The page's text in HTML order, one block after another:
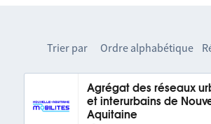
Trier par Ordre alphabétique
Agrégat des réseaux
et interurbains de
Aquitaine